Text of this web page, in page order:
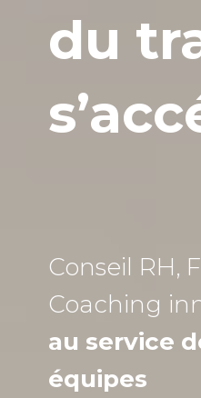
du
Conseil RH,
Coaching
au service
équipes